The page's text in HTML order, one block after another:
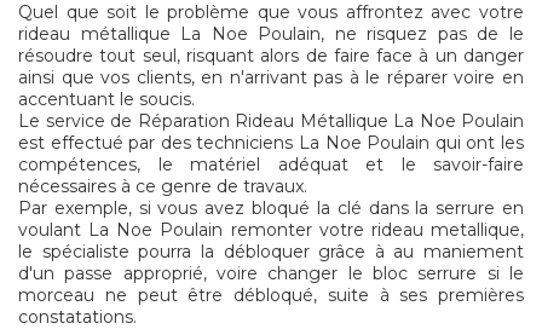
Quel que soit le problème que vous affrontez avec votre
rideau métallique La Noe Poulain, ne risquez pas de le
résoudre tout seul, risquant alors de faire face à un danger
ainsi que vos clients, en n'arrivant pas à le réparer voire en
accentuant le soucis.
Le service de Réparation Rideau Métallique La Noe Poulain
est effectué par des techniciens La Noe Poulain qui ont les
compétences, le matériel adéquat et le savoir-faire
nécessaires à ce genre de travaux.
Par exemple, si vous avez bloqué la clé dans la serrure en
voulant La Noe Poulain remonter votre rideau metallique,
le spécialiste pourra la débloquer grâce à au maniement
d'un passe approprié, voire changer le bloc serrure si le
morceau ne peut être débloqué, suite à ses premières
constatations.